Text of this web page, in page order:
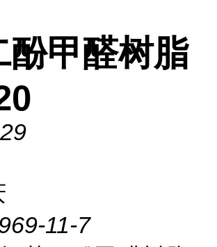
酚甲醛树脂
11-7